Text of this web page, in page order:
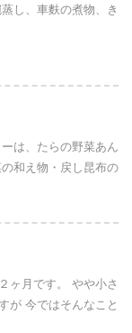
し、車麩の煮物、き
は、たらの野菜あん
和え物・戻し昆布の
ヶ月です。 やや小さ
が 今ではそんなこと